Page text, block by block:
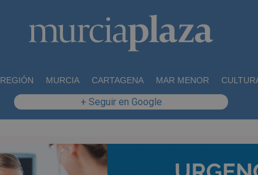
REGIÓN MURCIA CARTAGENA MAR MENOR
+ Seguir en Google